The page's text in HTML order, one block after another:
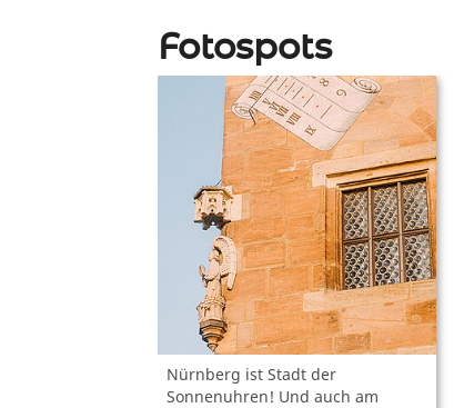
Fotospots
Nürnberg ist Stadt der
Sonnenuhren! Und auch am